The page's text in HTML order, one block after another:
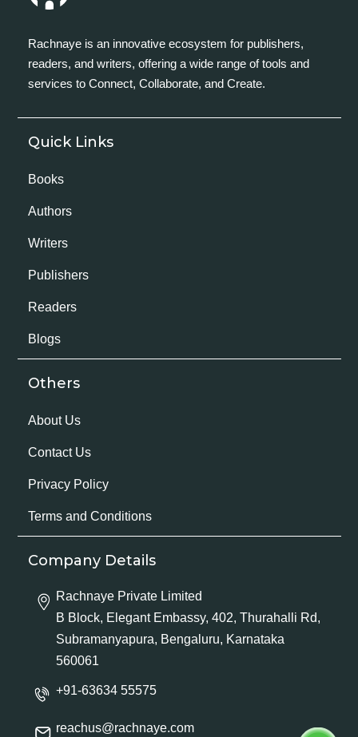
Rachnaye is an innovative ecosystem for publishers,
readers, and writers, offering a wide range of tools and
services to Connect, Collaborate, and Create.
Quick Links
Books
Authors
Writers
Publishers
Readers
Blogs
Others
About Us
Contact Us
Privacy Policy
Terms and Conditions
Company Details
Rachnaye Private Limited
B Block, Elegant Embassy, 402, Thurahalli Rd,
Subramanyapura, Bengaluru, Karnataka
560061
+91-63634 55575
reachus@rachnaye.com